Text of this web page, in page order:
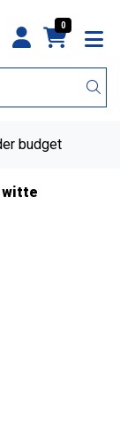
0
budget
witte